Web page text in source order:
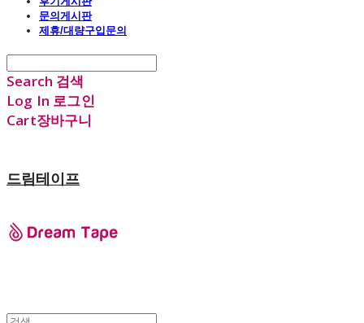
문의게시판
제휴/대량구입문의
Search 검색
Log In 로그인
Cart장바구니
드림테이프